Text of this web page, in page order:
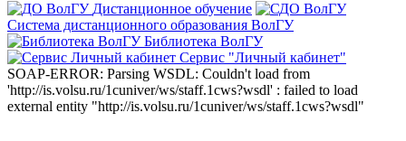
Дистанционное обучение
Система дистанционного образования ВолГУ
Библиотека ВолГУ
Сервис "Личный кабинет"
SOAP-ERROR: Parsing WSDL: Couldn't load from
'http://is.volsu.ru/1cuniver/ws/staff.1cws?wsdl' : failed to load
external entity "http://is.volsu.ru/1cuniver/ws/staff.1cws?wsdl"